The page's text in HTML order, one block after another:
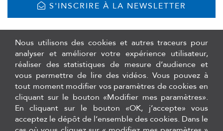
S'INSCRIRE À LA NEWSLETTER
Nous utilisons des cookies et autres traceurs pour
analyser et améliorer votre expérience utilisateur,
réaliser des statistiques de mesure d’audience et
vous permettre de lire des vidéos. Vous pouvez à
tout moment modifier vos paramètres de cookies en
cliquant sur le bouton «Modifier mes paramètres».
En cliquant sur le bouton «OK, j’accepte» vous
acceptez le dépôt de l’ensemble des cookies. Dans le